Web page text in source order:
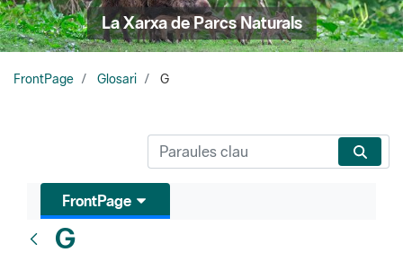
La Xarxa de Parcs Naturals
FrontPage Glosari G
FrontPage
G